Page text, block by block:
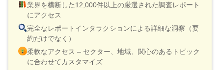
業界を横断した12,000件以上の厳選された調査レポート
にアクセス
完全なレポートインタラクションによる詳細な洞察（要
約だけでなく）
柔軟なアクセス – セクター、地域、関心のあるトピック
に合わせてカスタマイズ